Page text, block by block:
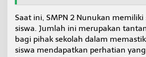
Saat ini, SMPN 2 Nunukan
siswa. Jumlah ini merupakan
bagi pihak sekolah dalam
siswa mendapatkan perhatian